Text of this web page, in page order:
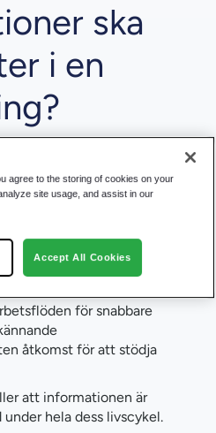
ska
i en
metadatadriven
undvika förvirring
och detaljerade
för snabbare
åtkomst för att stödja
att informationen är
hela dess livscykel.
agree to the storing of cookies on your
site usage, and assist in our
Accept All Cookies